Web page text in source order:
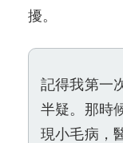
擾。
記得我第一
半疑。那時
現小毛病，